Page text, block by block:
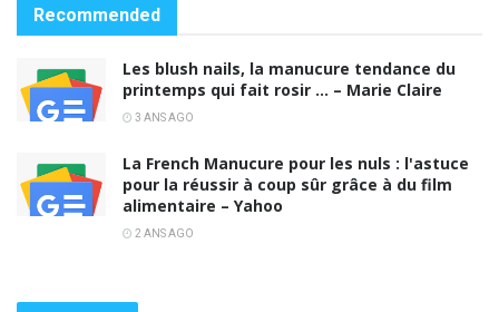
Recommended
Les blush nails, la manucure tendance du
printemps qui fait rosir … – Marie Claire
3 ANS AGO
La French Manucure pour les nuls : l'astuce
pour la réussir à coup sûr grâce à du film
alimentaire – Yahoo
2 ANS AGO